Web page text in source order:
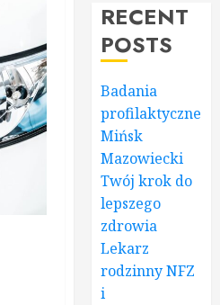
RECENT
POSTS
Badania
profilaktyczne
Mińsk
Mazowiecki
Twój krok do
lepszego
zdrowia
Lekarz
rodzinny NFZ
i